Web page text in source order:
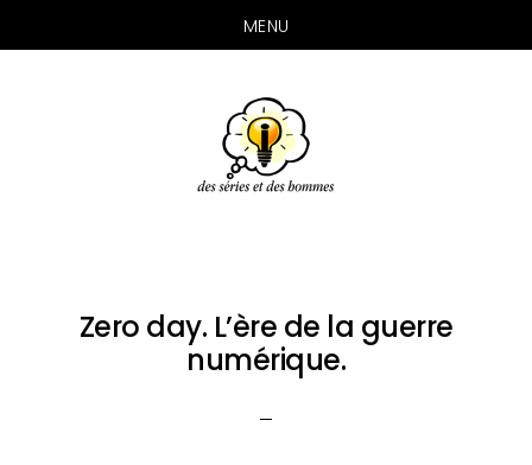
MENU
Zero day. L’ère de la guerre
numérique.